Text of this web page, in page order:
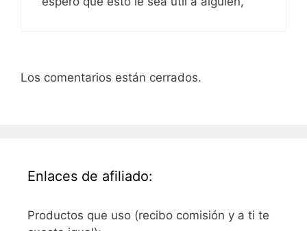
Los comentarios están cerrados.
Enlaces de afiliado:
Productos que uso (recibo comisión y a ti te